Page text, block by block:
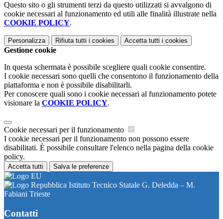
Questo sito o gli strumenti terzi da questo utilizzati si avvalgono di
cookie necessari al funzionamento ed utili alle finalità illustrate nella
COOKIE POLICY.
Personalizza Rifiuta tutti i cookies Accetta tutti i cookies
Gestione cookie
In questa schermata è possibile scegliere quali cookie consentire.
I cookie necessari sono quelli che consentono il funzionamento della
piattaforma e non è possibile disabilitarli.
Per conoscere quali sono i cookie necessari al funzionamento potete
visionare la COOKIE POLICY.
Cookie necessari per il funzionamento
I cookie necessari per il funzionamento non possono essere
disabilitati. È possibile consultare l'elenco nella pagina della cookie
policy.
Accetta tutti Salva le preferenze
Istituto Tecnico Statale G. Deledda – M.
Fabiani Trieste
Contatti